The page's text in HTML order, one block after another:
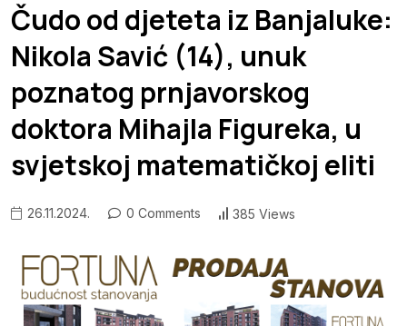
Čudo od djeteta iz Banjaluke:
Nikola Savić (14), unuk
poznatog prnjavorskog
doktora Mihajla Figureka, u
svjetskoj matematičkoj eliti
26.11.2024. 0 Comments 385 Views